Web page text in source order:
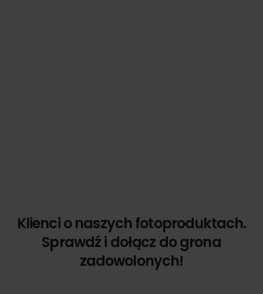
Klienci o naszych fotoproduktach.
Sprawdź i dołącz do grona
zadowolonych!